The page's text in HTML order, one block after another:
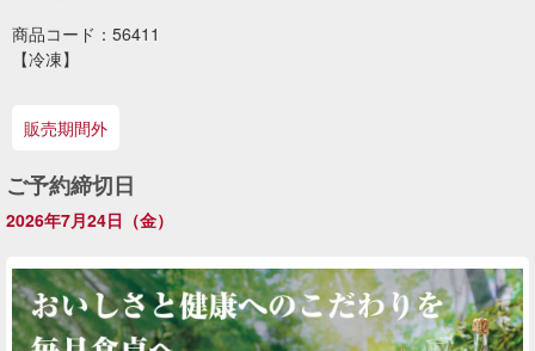
商品コード：56411
【冷凍】
販売期間外
ご予約締切日
2026年7月24日（金）